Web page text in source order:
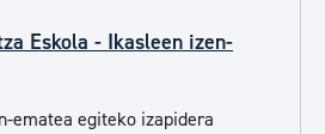
Eskola - Ikasleen izen-
ematea egiteko izapidera